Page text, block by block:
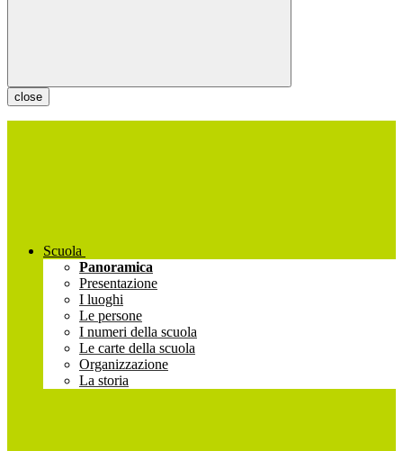
close
Scuola
Panoramica
Presentazione
I luoghi
Le persone
I numeri della scuola
Le carte della scuola
Organizzazione
La storia